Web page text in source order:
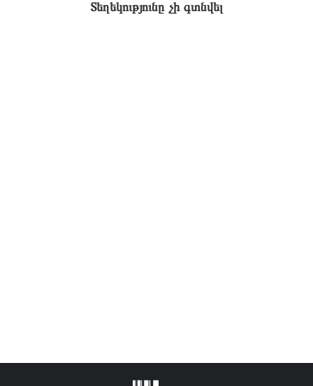
Տեղեկությունը չի գտնվել